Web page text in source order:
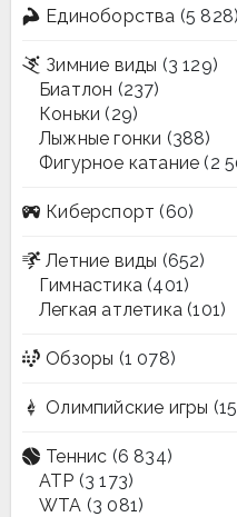
Единоборства (5 828)
Зимние виды (3 129)
Биатлон (237)
Коньки (29)
Лыжные гонки (388)
Фигурное катание (2
Киберспорт (60)
Летние виды (652)
Гимнастика (401)
Легкая атлетика (101)
Обзоры (1 078)
Олимпийские игры
Теннис (6 834)
ATP (3 173)
WTA (3 081)